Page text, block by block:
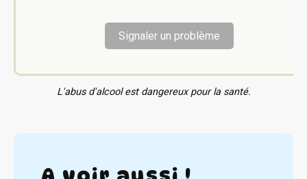
Signaler un problème
L'abus d'alcool est dangereux pour la santé.